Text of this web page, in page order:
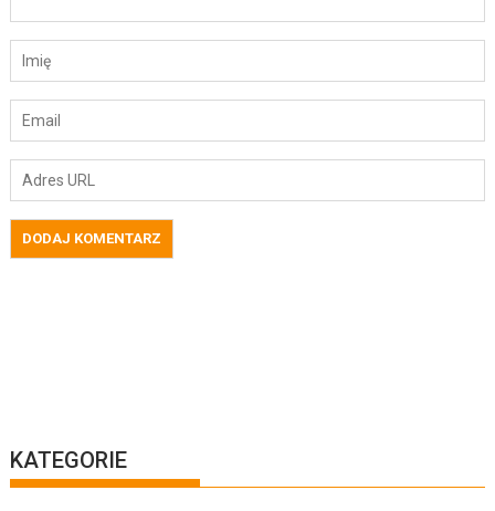
KATEGORIE